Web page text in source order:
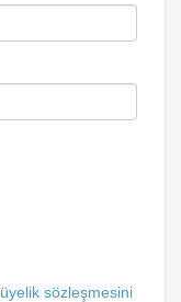
üyelik sözleşmesini